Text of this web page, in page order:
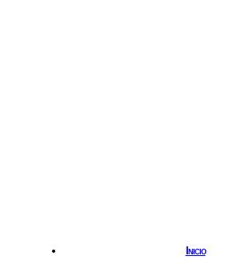
Inicio